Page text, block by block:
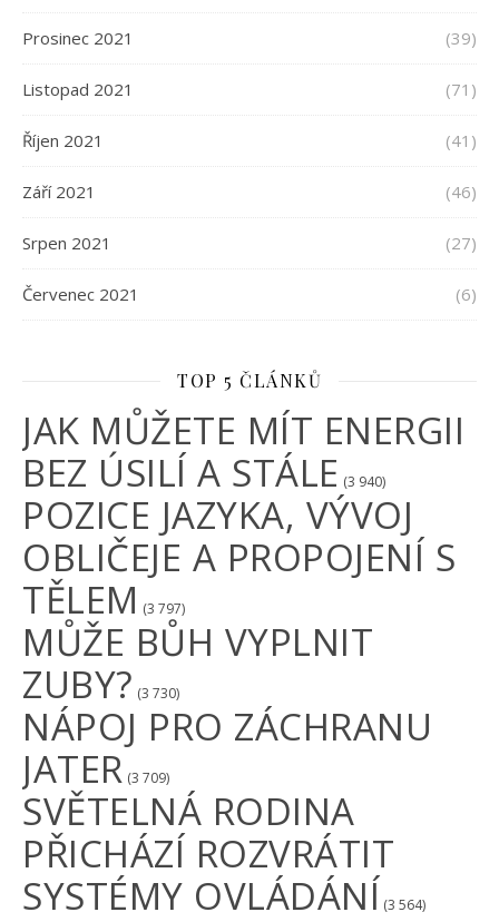
Prosinec 2021 (39)
Listopad 2021 (71)
Říjen 2021 (41)
Září 2021 (46)
Srpen 2021 (27)
Červenec 2021 (6)
TOP 5 ČLÁNKŮ
JAK MŮŽETE MÍT ENERGII
BEZ ÚSILÍ A STÁLE (3 940)
POZICE JAZYKA, VÝVOJ
OBLIČEJE A PROPOJENÍ S
TĚLEM (3 797)
MŮŽE BŮH VYPLNIT
ZUBY? (3 730)
NÁPOJ PRO ZÁCHRANU
JATER (3 709)
SVĚTELNÁ RODINA
PŘICHÁZÍ ROZVRÁTIT
SYSTÉMY OVLÁDÁNÍ (3 564)